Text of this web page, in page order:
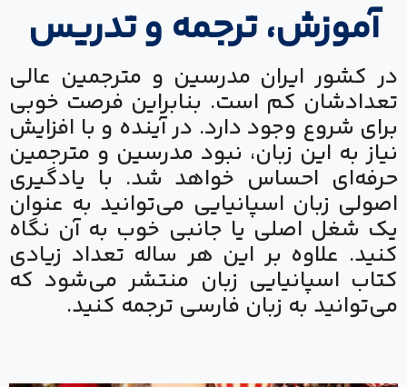
آموزش، ترجمه و تدریس
در کشور ایران مدرسین و مترجمین عالی
تعدادشان کم است. بنابراین فرصت خوبی
برای شروع وجود دارد. در آینده و با افزایش
نیاز به این زبان، نبود مدرسین و مترجمین
حرفه‌ای احساس خواهد شد. با یادگیری
اصولی زبان اسپانیایی می‌توانید به عنوان
یک شغل اصلی یا جانبی خوب به آن نگاه
کنید. علاوه بر این هر ساله تعداد زیادی
کتاب اسپانیایی زبان منتشر می‌شود که
می‌توانید به زبان فارسی ترجمه کنید.